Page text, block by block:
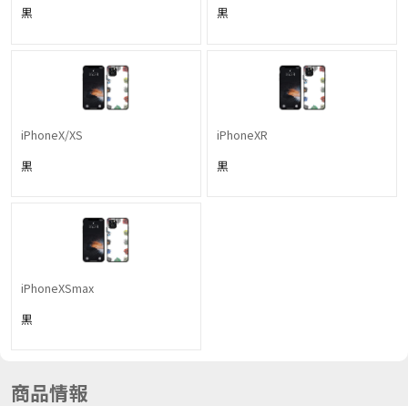
黒 黒
iPhoneX/XS
黒
iPhoneXR
黒
iPhoneXSmax
黒
商品情報